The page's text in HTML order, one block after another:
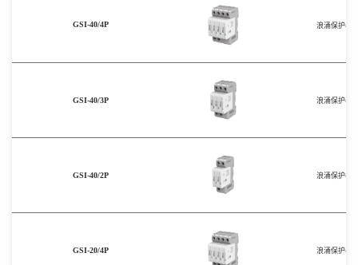
GSI-40/4P 浪涌保护器
GSI-40/3P 浪涌保护器
GSI-40/2P 浪涌保护器
GSI-20/4P 浪涌保护器